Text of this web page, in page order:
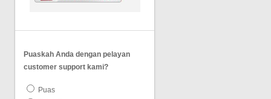
Puaskah Anda dengan pelayan
customer support kami?
Puas